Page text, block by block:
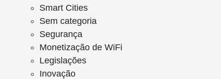
Smart Cities
Sem categoria
Segurança
Monetização de WiFi
Legislações
Inovação